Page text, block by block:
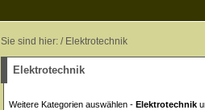
Sie sind hier: / Elektrotechnik
Elektrotechnik
Weitere Kategorien auswählen - Elektrotechnik